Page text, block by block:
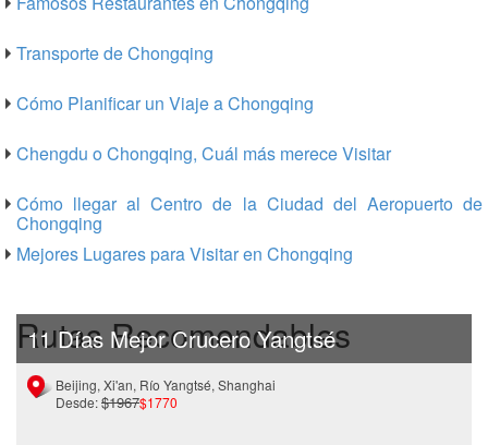
Transporte de Chongqing
Cómo Planificar un Viaje a Chongqing
Chengdu o Chongqing, Cuál más merece Visitar
Cómo llegar al Centro de la Ciudad del Aeropuerto de
Chongqing
Mejores Lugares para Visitar en Chongqing
Rutas Recomendables
11 Días Mejor Crucero Yangtsé
Beijing, Xi'an, Río Yangtsé, Shanghai
Desde:$1967$1770